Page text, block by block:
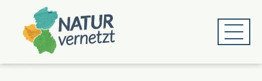
Hauptmenü
springen
Hauptinhalt
springen